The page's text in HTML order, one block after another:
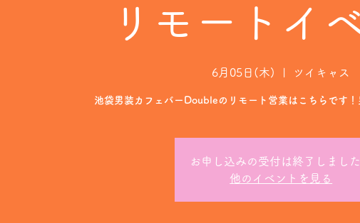
リモートイ
6月05日(木) ツイキャス
池袋男装カフェバーDoubleのリモート営業はこちらです！
お申し込みの受付は終了しました
他のイベントを見る